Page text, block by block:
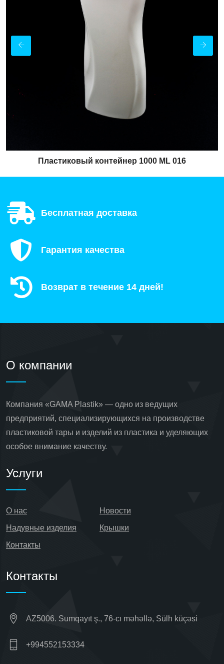
Пластиковый контейнер 1000 ML 016
Бесплатная доставка
Гарантия качества
Возврат в течение 14 дней!
О компании
Компания «GAMA Plastik» — одно из ведущих
предприятий, специализирующихся на производстве
пластиковой тары и изделий из пластика и уделяющих
особое внимание качеству.
Услуги
О нас
Новости
Надувные изделия
Крышки
Контакты
Контакты
AZ5006. Sumqayıt ş., 76-cı məhəllə, Sülh küçəsi
+994552153334